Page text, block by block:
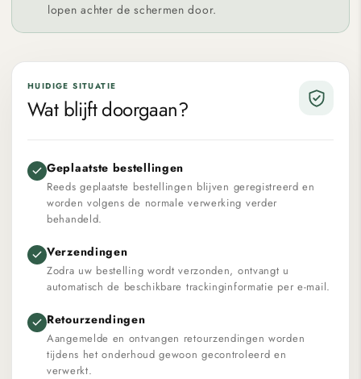
lopen achter de schermen door.
HUIDIGE SITUATIE
Wat blijft doorgaan?
Geplaatste bestellingen
Reeds geplaatste bestellingen blijven geregistreerd en
worden volgens de normale verwerking verder
behandeld.
Verzendingen
Zodra uw bestelling wordt verzonden, ontvangt u
automatisch de beschikbare trackinginformatie per e-mail.
Retourzendingen
Aangemelde en ontvangen retourzendingen worden
tijdens het onderhoud gewoon gecontroleerd en
verwerkt.